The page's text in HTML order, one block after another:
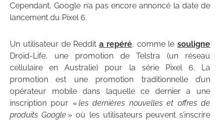
Cependant, Google n’a pas encore annoncé la date de
lancement du Pixel 6.
Un utilisateur de Reddit a repéré, comme le souligne
Droid-Life, une promotion de Telstra (un réseau
cellulaire en Australie) pour la série Pixel 6. La
promotion est une promotion traditionnelle d’un
opérateur mobile dans laquelle ce dernier a une
inscription pour «les dernières nouvelles et offres de
produits Google » où les utilisateurs peuvent s’inscrire